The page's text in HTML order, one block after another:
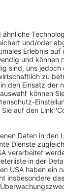
den
hat jeder
legt dessen
mit Beginn
ist.
nicht